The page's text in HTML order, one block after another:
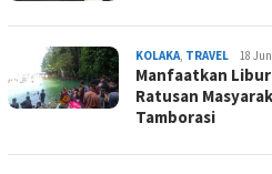
KOLAKA TRAVEL admin
18
Manfaatkan Libur
Ratusan
Tamborasi